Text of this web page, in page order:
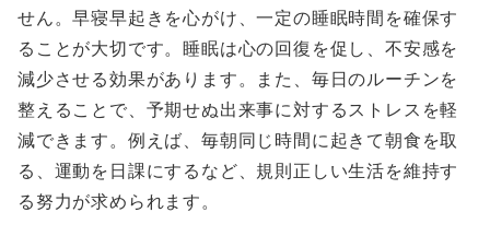
せん。早寝早起きを心がけ、一定の睡眠時間を確保す
ることが大切です。睡眠は心の回復を促し、不安感を
減少させる効果があります。また、毎日のルーチンを
整えることで、予期せぬ出来事に対するストレスを軽
減できます。例えば、毎朝同じ時間に起きて朝食を取
る、運動を日課にするなど、規則正しい生活を維持す
る努力が求められます。